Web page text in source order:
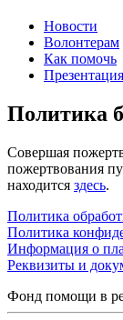
Новости
Волонтерам
Как помочь
Презентация
Политика
Совершая
пожертвования
находится здесь.
Политика
Политика
Информация о
Реквизиты и
Фонд помощи в